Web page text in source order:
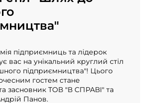
підприємниць та лідерок
вас на унікальний круглий стіл
підприємництва"! Цього
гостем стане
засновник ТОВ "В СПРАВІ" та
Панов.